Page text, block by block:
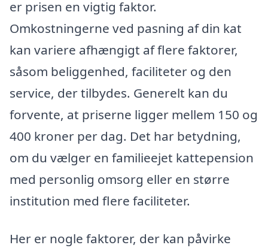
er prisen en vigtig faktor.
Omkostningerne ved pasning af din kat
kan variere afhængigt af flere faktorer,
såsom beliggenhed, faciliteter og den
service, der tilbydes. Generelt kan du
forvente, at priserne ligger mellem 150 og
400 kroner per dag. Det har betydning,
om du vælger en familieejet kattepension
med personlig omsorg eller en større
institution med flere faciliteter.
Her er nogle faktorer, der kan påvirke